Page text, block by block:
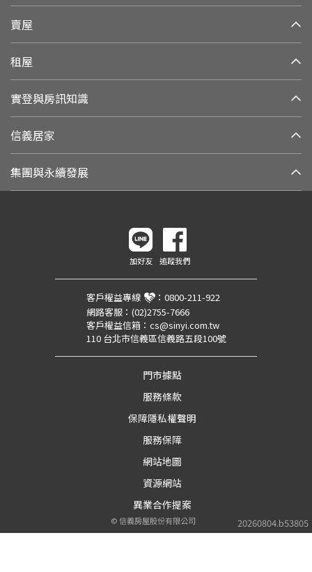
賣屋
租屋
實登與房訊知識
信義居家
集團與永續發展
20260804.b53805
加好友 追蹤我們
客戶權益專線 ： 0800-211-922
網路客服： (02)2755-7666
客戶權益信箱： cs@sinyi.com.tw
110 台北市信義區信義路五段100號
門市據點
服務條款
保障隱私權聲明
服務保障
網站地圖
資源網站
異業合作提案
©信義房屋股份有限公司